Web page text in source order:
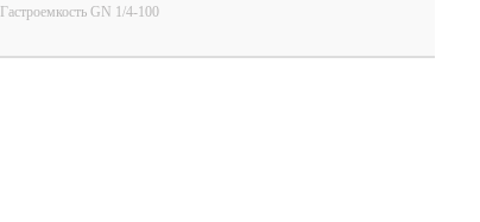
Гастроемкость GN 1/4-100